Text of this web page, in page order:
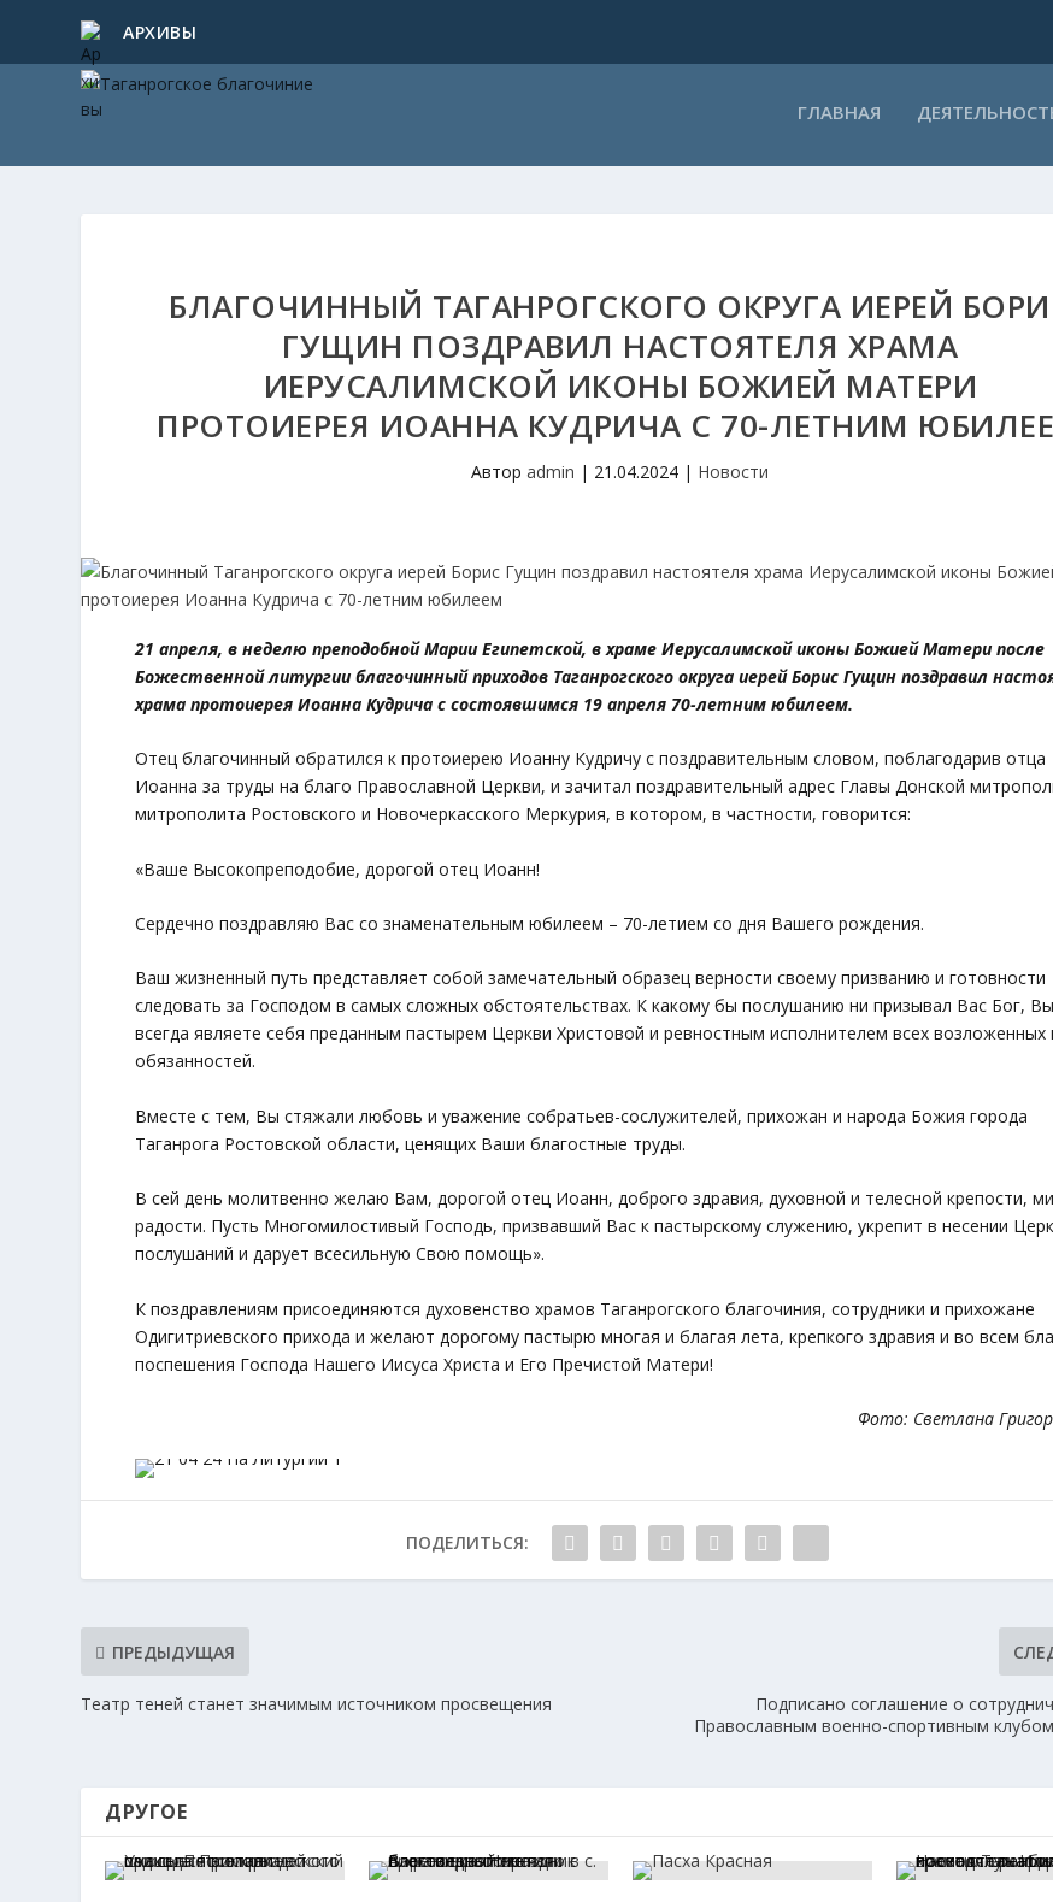
АРХИВЫ
ГЛАВНАЯ
БЛАГОЧИННЫЙ ТАГАНРОГСКОГО ОКРУГА ИЕРЕЙ
ГУЩИН ПОЗДРАВИЛ НАСТОЯТЕЛЯ ХРАМА
ИЕРУСАЛИМСКОЙ ИКОНЫ БОЖИЕЙ МАТЕРИ
ПРОТОИЕРЕЯ ИОАННА КУДРИЧА С 70-ЛЕТНИМ
Авторadmin | 21.04.2024 | Новости
21 апреля, в неделю преподобной Марии Египетской, в храме Иерусалимской иконы Божией Матери после
Божественной литургии благочинный приходов Таганрогского округа иерей Борис Гущин поздравил
храма протоиерея Иоанна Кудрича с состоявшимся 19 апреля 70-летним юбилеем.
Отец благочинный обратился к протоиерею Иоанну Кудричу с поздравительным словом, поблагодарив отца
Иоанна за труды на благо Православной Церкви, и зачитал поздравительный адрес Главы Донской
митрополита Ростовского и Новочеркасского Меркурия, в котором, в частности, говорится:
«Ваше Высокопреподобие, дорогой отец Иоанн!
Сердечно поздравляю Вас со знаменательным юбилеем – 70-летием со дня Вашего рождения.
Ваш жизненный путь представляет собой замечательный образец верности своему призванию и готовности
следовать за Господом в самых сложных обстоятельствах. К какому бы послушанию ни призывал Вас Бог, Вы
всегда являете себя преданным пастырем Церкви Христовой и ревностным исполнителем всех возложенных
обязанностей.
Вместе с тем, Вы стяжали любовь и уважение собратьев-сослужителей, прихожан и народа Божия города
Таганрога Ростовской области, ценящих Ваши благостные труды.
В сей день молитвенно желаю Вам, дорогой отец Иоанн, доброго здравия, духовной и телесной крепости,
радости. Пусть Многомилостивый Господь, призвавший Вас к пастырскому служению, укрепит в несении
послушаний и дарует всесильную Свою помощь».
К поздравлениям присоединяются духовенство храмов Таганрогского благочиния, сотрудники и прихожане
Одигитриевского прихода и желают дорогому пастырю многая и благая лета, крепкого здравия и во всем
поспешения Господа Нашего Иисуса Христа и Его Пречистой Матери!
Фото: Светлана
ПОДЕЛИТЬСЯ:
ПРЕДЫДУЩАЯ
Театр теней станет значимым источником просвещения
Подписано соглашение о
Православным военно-спортивным
ДРУГОЕ